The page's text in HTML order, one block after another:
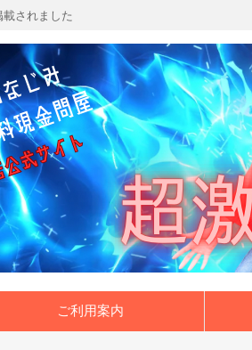
されました
ご利用案内